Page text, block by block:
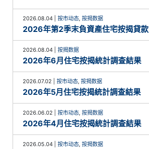
2026.08.04 |按市动态 ,按揭数据
2026年第2季末負資產住宅按揭貸款
2026.08.04 |按揭数据
2026年6月住宅按揭統計調查結果
2026.07.02 |按市动态 ,按揭数据
2026年5月住宅按揭統計調查結果
2026.06.02 |按市动态 ,按揭数据
2026年4月住宅按揭統計調查結果
2026.05.04 |按市动态 ,按揭数据